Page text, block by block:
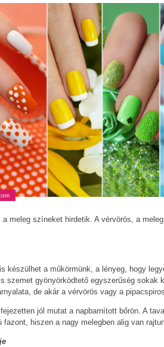
meleg színeket hirdetik. A vérvörös, a
készülhet a műkörmünk, a lényeg, hogy
szemet gyönyörködtető egyszerűség sokak
de akár a vérvörös vagy a
jól mutat a napbarnított bőrön. A
fazont, hiszen a nagy melegben alig van